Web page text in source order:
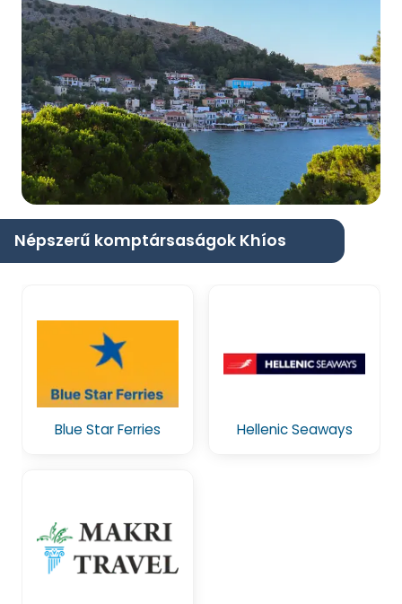
Népszerű komptársaságok Khíos
Blue Star Ferries Hellenic Seaways